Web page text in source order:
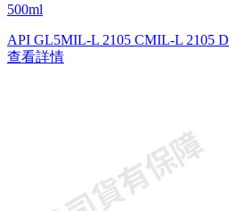
500ml
API GL5MIL-L 2105 CMIL-L 2105 D
查看詳情